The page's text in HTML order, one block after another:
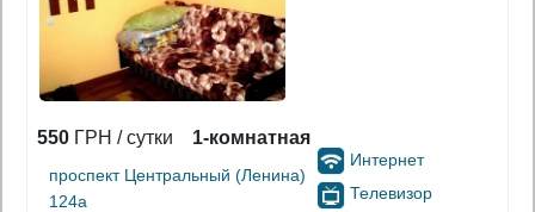
550 ГРН / сутки 1-комнатная
проспект Центральный (Ленина)
124а
Интернет
Телевизор